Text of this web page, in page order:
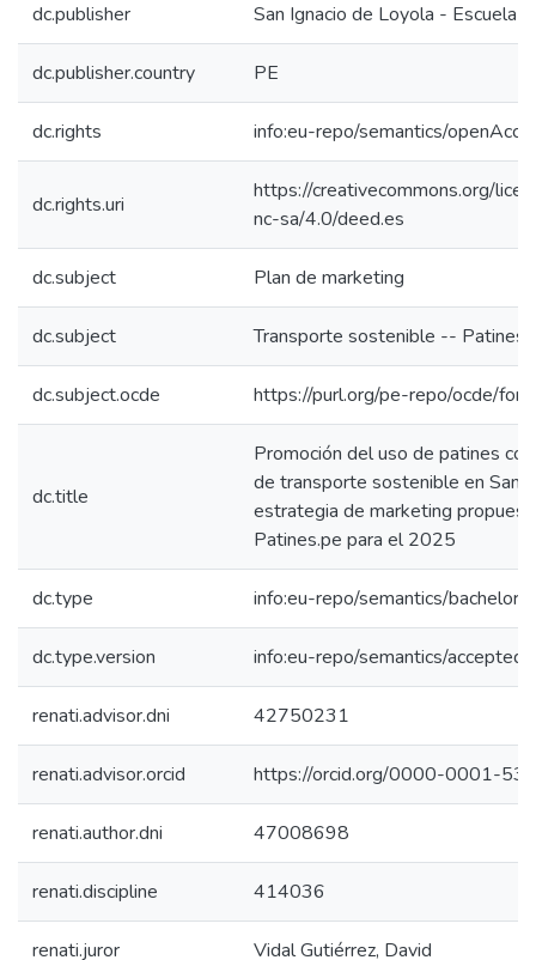
dc.publisher San Ignacio de Loyola - Escuela
dc.publisher.country PE
dc.rights info:eu-repo/semantics/
dc.rights.uri
https://creativecommons.org/
nc-sa/4.0/deed.es
dc.subject Plan de marketing
dc.subject Transporte sostenible -- Patines
dc.subject.ocde https://purl.org/pe-repo/ocde/
dc.title
Promoción del uso de patines
de transporte sostenible en San
estrategia de marketing
Patines.pe para el 2025
dc.type info:eu-repo/semantics/
dc.type.version info:eu-repo/semantics/
renati.advisor.dni 42750231
renati.advisor.orcid https://orcid.org/0000-0001-
renati.author.dni 47008698
renati.discipline 414036
renati.juror Vidal Gutiérrez, David